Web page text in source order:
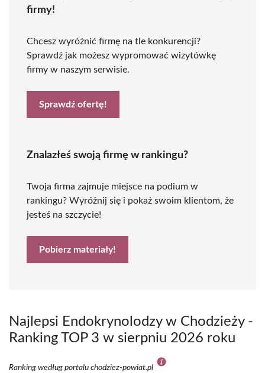
firmy!
Chcesz wyróżnić firmę na tle konkurencji?
Sprawdź jak możesz wypromować wizytówkę
firmy w naszym serwisie.
Sprawdź ofertę!
Znalazłeś swoją firmę w rankingu?
Twoja firma zajmuje miejsce na podium w
rankingu? Wyróżnij się i pokaż swoim klientom, że
jesteś na szczycie!
Pobierz materiały!
Najlepsi Endokrynolodzy w Chodzieży -
Ranking TOP 3 w sierpniu 2026 roku
Ranking według portalu chodziez-powiat.pl